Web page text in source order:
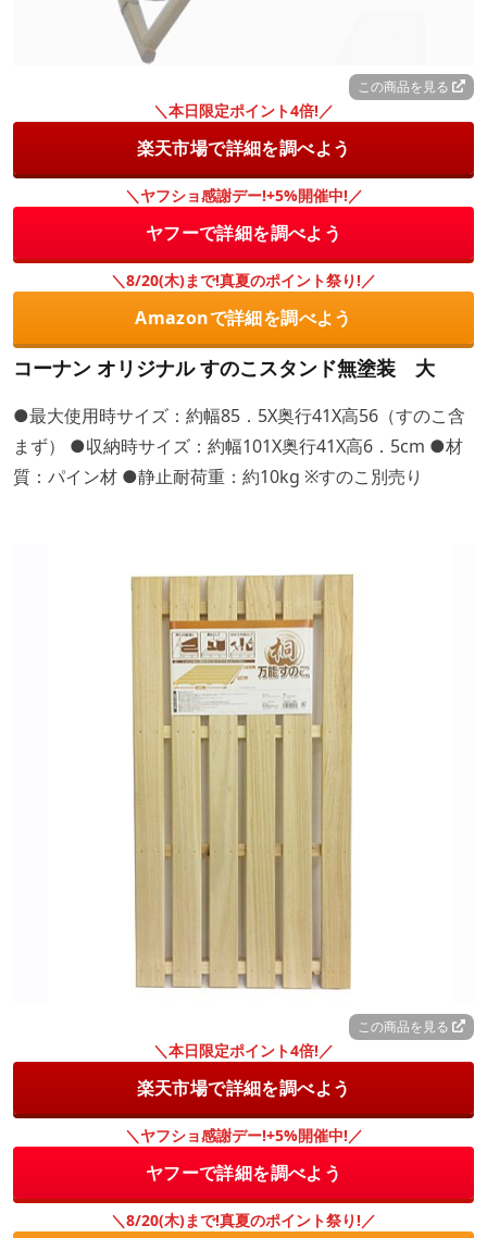
この商品を見る
＼本日限定ポイント4倍!／
楽天市場で詳細を調べよう
＼ヤフショ感謝デー!+5%開催中!／
ヤフーで詳細を調べよう
＼8/20(木)まで!真夏のポイント祭り!／
Amazonで詳細を調べよう
コーナン オリジナル すのこスタンド無塗装 大
●最大使用時サイズ：約幅85．5X奥行41X高56（すのこ含
まず） ●収納時サイズ：約幅101X奥行41X高6．5cm ●材
質：パイン材 ●静止耐荷重：約10kg ※すのこ別売り
この商品を見る
＼本日限定ポイント4倍!／
楽天市場で詳細を調べよう
＼ヤフショ感謝デー!+5%開催中!／
ヤフーで詳細を調べよう
＼8/20(木)まで!真夏のポイント祭り!／